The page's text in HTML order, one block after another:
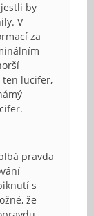
by
V
za
ten lucifer,
pravda
s
že